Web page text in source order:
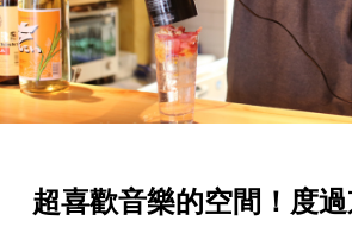
超喜歡音樂的空間！度